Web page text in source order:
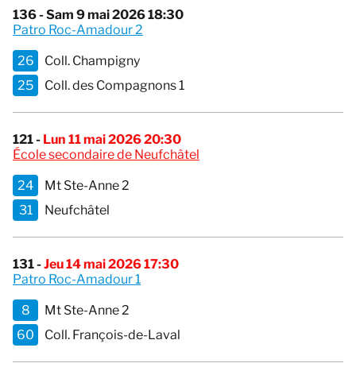
136 - Sam 9 mai 2026 18:30
Patro Roc-Amadour 2
26
Coll. Champigny
25
Coll. des Compagnons 1
121 - Lun 11 mai 2026 20:30
École secondaire de Neufchâtel
24
Mt Ste-Anne 2
31
Neufchâtel
131 -Jeu 14 mai 2026 17:30
Patro Roc-Amadour 1
8
Mt Ste-Anne 2
60
Coll. François-de-Laval